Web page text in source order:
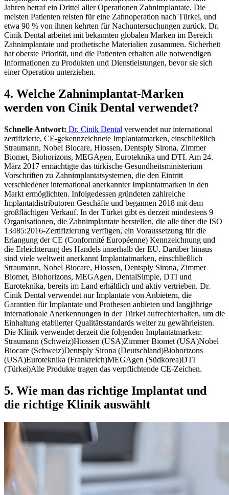
Jahren betraf ein Drittel aller Operationen Zahnimplantate. Die
meisten Patienten reisten für eine Zahnoperation nach Türkei, und
etwa 90 % von ihnen kehrten für Nachuntersuchungen zurück. Dr.
Cinik Dental arbeitet mit bekannten globalen Marken im Bereich
Zahnimplantate und prothetische Materialien zusammen. Sicherheit
hat oberste Priorität, und die Patienten erhalten alle notwendigen
Informationen zu Produkten und Dienstleistungen, bevor sie sich
einer Operation unterziehen.
4. Welche Zahnimplantat-Marken
werden von Cinik Dental verwendet?
Schnelle Antwort: Dr. Cinik Dental verwendet nur international
zertifizierte, CE-gekennzeichnete Implantatmarken, einschließlich
Straumann, Nobel Biocare, Hiossen, Dentsply Sirona, Zimmer
Biomet, Biohorizons, MEGAgen, Euroteknika und DTI. Am 24.
März 2017 ermächtigte das türkische Gesundheitsministerium
Vorschriften zu Zahnimplantatsystemen, die den Eintritt
verschiedener international anerkannter Implantatmarken in den
Markt ermöglichten. Infolgedessen gründeten zahlreiche
Implantatdistributoren Geschäfte und begannen 2018 mit dem
großflächigen Verkauf. In der Türkei gibt es derzeit mindestens 9
Organisationen, die Zahnimplantate herstellen, die alle über die ISO
13485:2016-Zertifizierung verfügen, ein Voraussetzung für die
Erlangung der CE (Conformité Européenne) Kennzeichnung und
die Erleichterung des Handels innerhalb der EU. Darüber hinaus
sind viele weltweit anerkannt Implantatmarken, einschließlich
Straumann, Nobel Biocare, Hiossen, Dentsply Sirona, Zimmer
Biomet, Biohorizons, MEGAgen, DentalSimple, DTI und
Euroteknika, bereits im Land erhältlich und aktiv vertrieben. Dr.
Cinik Dental verwendet nur Implantate von Anbietern, die
Garantien für Implantate und Prothesen anbieten und langjährige
internationale Anerkennungen in der Türkei aufrechterhalten, um die
Einhaltung etablierter Qualitätsstandards weiter zu gewährleisten.
Die Klinik verwendet derzeit die folgenden Implantatmarken:
Straumann (Schweiz)Hiossen (USA)Zimmer Biomet (USA)Nobel
Biocare (Schweiz)Dentsply Sirona (Deutschland)Biohorizons
(USA)Euroteknika (Frankreich)MEGAgen (Südkorea)DTI
(Türkei)Alle Produkte tragen das verpflichtende CE-Zeichen.
5. Wie man das richtige Implantat und
die richtige Klinik auswählt